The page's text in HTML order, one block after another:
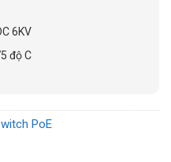
6KV
độ C
PoE